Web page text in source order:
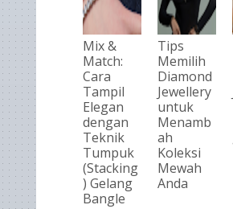
Mix &
Match:
Cara
Tampil
Elegan
dengan
Teknik
Tumpuk
(Stacking
) Gelang
Bangle
Tips
Memilih
Diamond
Jewellery
untuk
Menamb
ah
Koleksi
Mewah
Anda